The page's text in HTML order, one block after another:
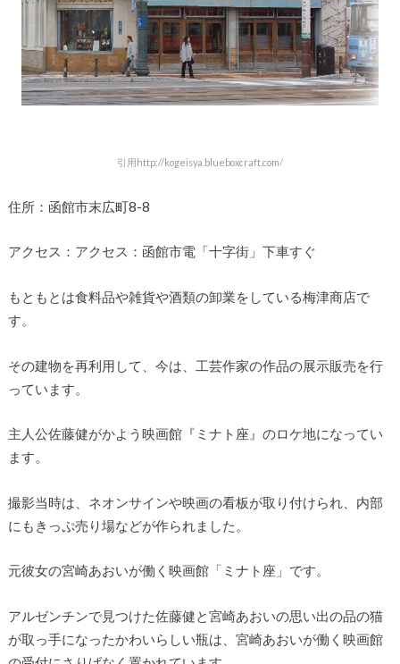
引用http://kogeisya.blueboxcraft.com/
住所：函館市末広町8-8
アクセス：アクセス：函館市電「十字街」下車すぐ
もともとは食料品や雑貨や酒類の卸業をしている梅津商店で
す。
その建物を再利用して、今は、工芸作家の作品の展示販売を行
っています。
主人公佐藤健がかよう映画館『ミナト座』のロケ地になってい
ます。
撮影当時は、ネオンサインや映画の看板が取り付けられ、内部
にもきっぷ売り場などが作られました。
元彼女の宮崎あおいが働く映画館「ミナト座」です。
アルゼンチンで見つけた佐藤健と宮崎あおいの思い出の品の猫
が取っ手になったかわいらしい瓶は、宮崎あおいが働く映画館